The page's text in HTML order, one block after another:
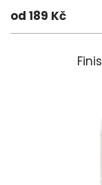
od 189 Kč